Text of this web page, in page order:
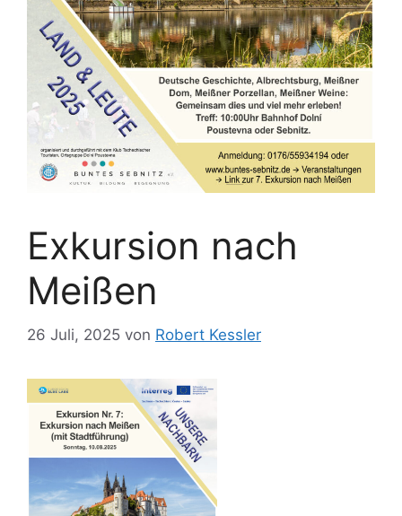
Exkursion nach
Meißen
26 Juli, 2025 von Robert Kessler